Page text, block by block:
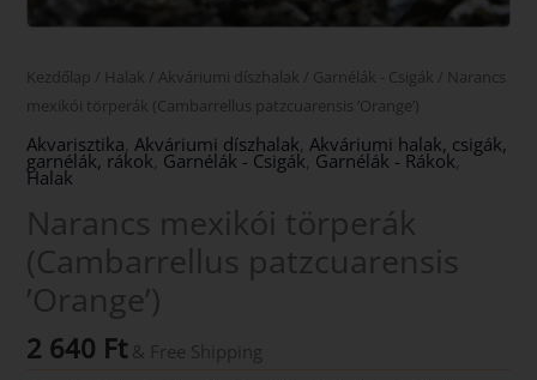
Kezdőlap / Halak / Akváriumi díszhalak / Garnélák - Csigák / Narancs
mexikói törperák (Cambarrellus patzcuarensis ’Orange’)
Akvarisztika ,Akváriumi díszhalak ,Akváriumi halak, csigák,
garnélák, rákok Garnélák - Csigák Garnélák - Rákok
Halak
Narancs mexikói törperák
(Cambarrellus patzcuarensis
’Orange’)
2 640 Ft & Free Shipping